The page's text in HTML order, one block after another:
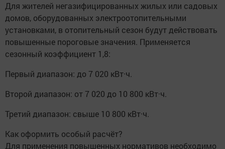
Для жителей негазифицированных жилых или садовых
домов, оборудованных электроотопительными
установками, в отопительный сезон будут действовать
повышенные пороговые значения. Применяется
сезонный коэффициент 1,8:
Первый диапазон: до 7 020 кВт·ч.
Второй диапазон: от 7 020 до 10 800 кВт·ч.
Третий диапазон: свыше 10 800 кВт·ч.
Как оформить особый расчёт?
Для применения повышенных нормативов необходимо